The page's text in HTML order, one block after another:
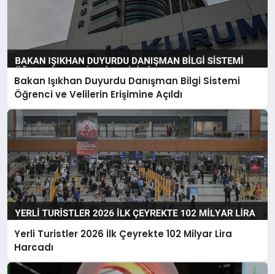
Bakan Işıkhan Duyurdu Danışman Bilgi Sistemi
Öğrenci ve Velilerin Erişimine Açıldı
Yerli Turistler 2026 İlk Çeyrekte 102 Milyar Lira
Harcadı